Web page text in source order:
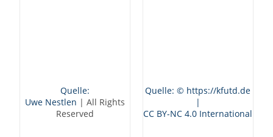
Quelle:
Uwe Nestlen | All Rights
Reserved
Quelle: © https://kfutd.de
|
CC BY-NC 4.0 International